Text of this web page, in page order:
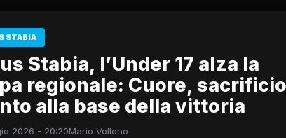
STABIA
Stabia, l’Under 17 alza la
regionale: Cuore,
alla base della vittoria
2026 - 20:20Mario Vollono